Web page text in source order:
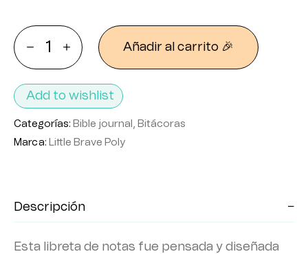
Añadir al carrito 🎉
Add to wishlist
Categorías: Bible journal
Bitácoras
Marca:
Little Brave Poly
Descripción
Esta libreta de notas fue pensada y diseñada